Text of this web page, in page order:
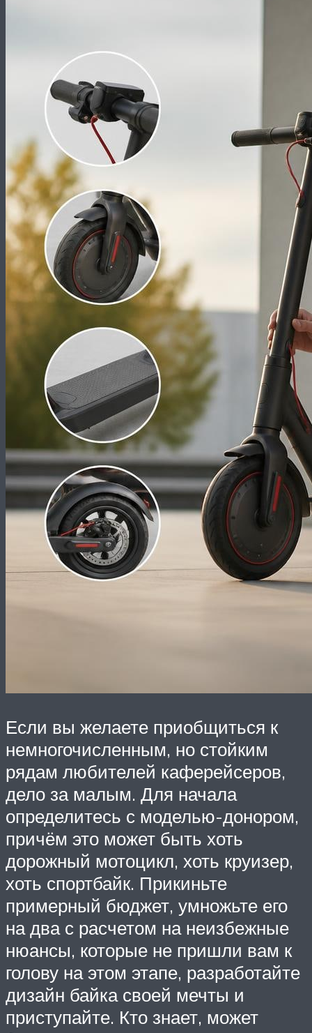
Если вы желаете приобщиться к
немногочисленным, но стойким
рядам любителей каферейсеров,
дело за малым. Для начала
определитесь с моделью-донором,
причём это может быть хоть
дорожный мотоцикл, хоть круизер,
хоть спортбайк. Прикиньте
примерный бюджет, умножьте его
на два с расчетом на неизбежные
нюансы, которые не пришли вам к
голову на этом этапе, разработайте
дизайн байка своей мечты и
приступайте. Кто знает, может